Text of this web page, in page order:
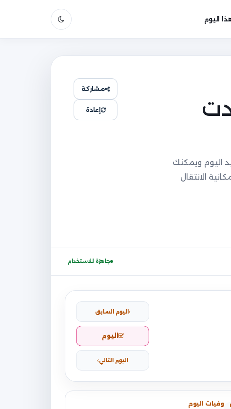
اليوم
اليوم ويمكنك
مرتبة زمنيًا مع إمكانية الانتقال
مشاركة
إعادة
جاهزة للاستخدام
اليوم السابق
اليوم
اليوم التالي
وفيات اليوم